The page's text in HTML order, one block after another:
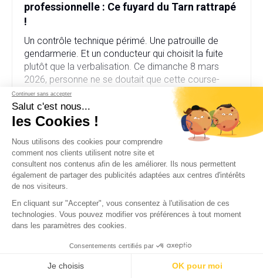
Continuer sans accepter
Salut c'est nous...
les Cookies !
Nous utilisons des cookies pour comprendre
comment nos clients utilisent notre site et
consultent nos contenus afin de les améliorer. Ils nous permettent
également de partager des publicités adaptées aux centres d'intérêts
de nos visiteurs.
En cliquant sur "Accepter", vous consentez à l'utilisation de ces
technologies. Vous pouvez modifier vos préférences à tout moment
dans les paramètres des cookies.
Consentements certifiés par
Je choisis OK pour moi
professionnelle : Ce fuyard du Tarn rattrapé
!
Un contrôle technique périmé. Une patrouille de
gendarmerie. Et un conducteur qui choisit la fuite
plutôt que la verbalisation. Ce dimanche 8 mars
2026, personne ne se doutait que cette course-
poursuite dans le Tarn allait déboucher sur une
affaire bien plus sérieuse que prévu. Fausse plaque
d’immatriculation, fausse identité, garage fictif et
Excès de vitesse : Ce radar flash sous la